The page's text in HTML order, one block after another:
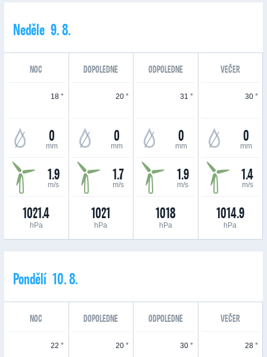
Neděle 9. 8.
NOC DOPOLEDNE ODPOLEDNE VEČER
18 °
0
mm
1.9
m/s
1021.4
hPa
20 °
0
mm
1.7
m/s
1021
hPa
31 °
0
mm
1.9
m/s
1018
hPa
30 °
0
mm
1.4
m/s
1014.9
hPa
Pondělí 10. 8.
NOC DOPOLEDNE ODPOLEDNE VEČER
22 ° 20 ° 30 ° 28 °